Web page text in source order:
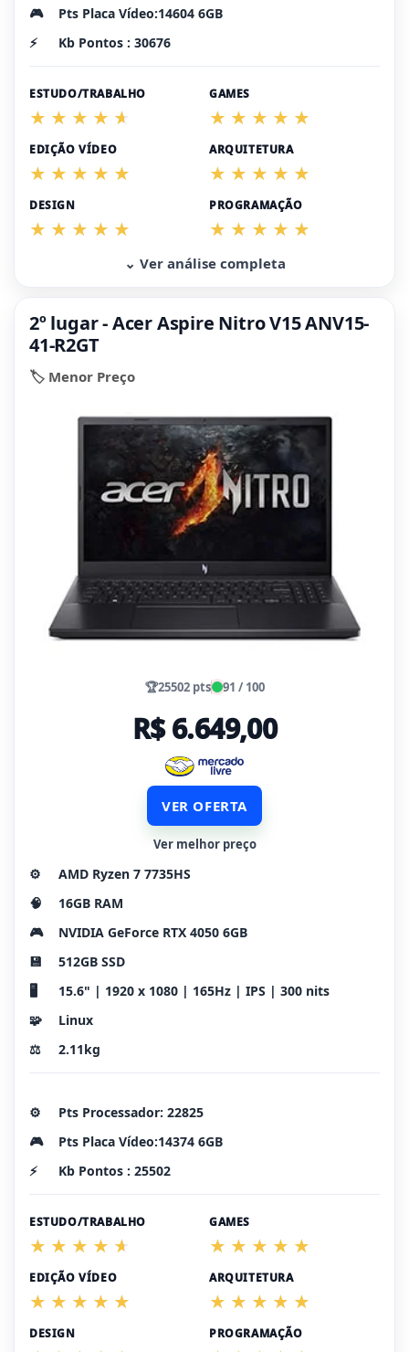
🎮
Pts Placa Vídeo:14604 6GB
⚡
Kb Pontos : 30676
ESTUDO/TRABALHO GAMES
EDIÇÃO VÍDEO ARQUITETURA
DESIGN PROGRAMAÇÃO
⌄ Ver análise completa
2º lugar - Acer Aspire Nitro V15 ANV15-
41-R2GT
🏷️ Menor Preço
🏆25502 pts 91 / 100
R$ 6.649,00
VER OFERTA
Ver melhor preço
⚙️
AMD Ryzen 7 7735HS
🧠
16GB RAM
🎮
NVIDIA GeForce RTX 4050 6GB
💾
512GB SSD
🖥️
15.6" | 1920 x 1080 | 165Hz | IPS | 300 nits
🧩
Linux
⚖️
2.11kg
⚙️
Pts Processador: 22825
🎮
Pts Placa Vídeo:14374 6GB
⚡
Kb Pontos : 25502
ESTUDO/TRABALHO GAMES
EDIÇÃO VÍDEO ARQUITETURA
DESIGN PROGRAMAÇÃO